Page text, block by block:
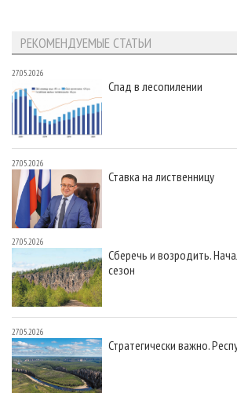
РЕКОМЕНДУЕМЫЕ СТАТЬИ
27.05.2026
Спад в лесопилении
27.05.2026
Ставка на лиственницу
27.05.2026
Сберечь и возродить.
сезон
27.05.2026
Стратегически важно.